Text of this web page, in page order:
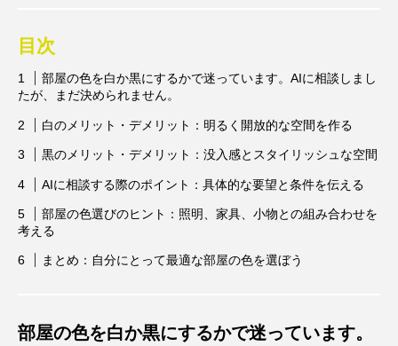
目次
部屋の色を白か黒にするかで迷っています。AIに相談しまし
たが、まだ決められません。
白のメリット・デメリット：明るく開放的な空間を作る
黒のメリット・デメリット：没入感とスタイリッシュな空間
AIに相談する際のポイント：具体的な要望と条件を伝える
部屋の色選びのヒント：照明、家具、小物との組み合わせを
考える
まとめ：自分にとって最適な部屋の色を選ぼう
部屋の色を白か黒にするかで迷っています。